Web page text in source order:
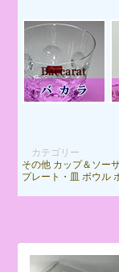
カテゴリー
その他 カップ＆ソー
プレート・皿 ボウル